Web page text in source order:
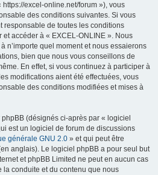
excel-online.net/forum »), vous
des conditions suivantes. Si vous
responsable de toutes les conditions
accéder à « EXCEL-ONLINE ». Nous
n’importe quel moment et nous essaierons
bien que nous vous conseillons de
En effet, si vous continuez à participer à
modifications aient été effectuées, vous
des conditions modifiées et mises à
(désignés ci-après par « logiciel
est un logiciel de forum de discussions
générale GNU 2.0 » et qui peut être
anglais). Le logiciel phpBB a pour seul but
et phpBB Limited ne peut en aucun cas
la conduite et du contenu que nous